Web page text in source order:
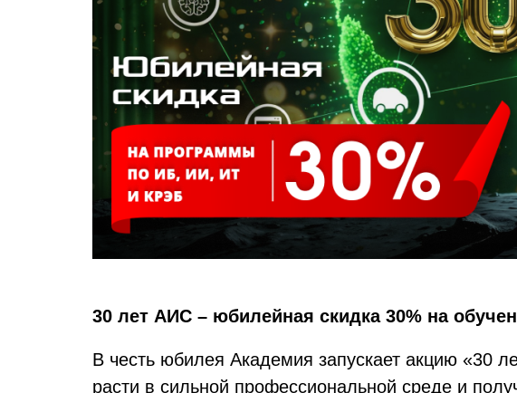
30 лет АИС – юбилейная скидка 30% на
В честь юбилея Академия запускает акцию «30
расти в сильной профессиональной среде и